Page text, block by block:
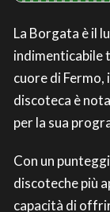
La Borgata è il
indimenticabile
cuore di
discoteca è
per la sua
Con un
discoteche più
capacità di